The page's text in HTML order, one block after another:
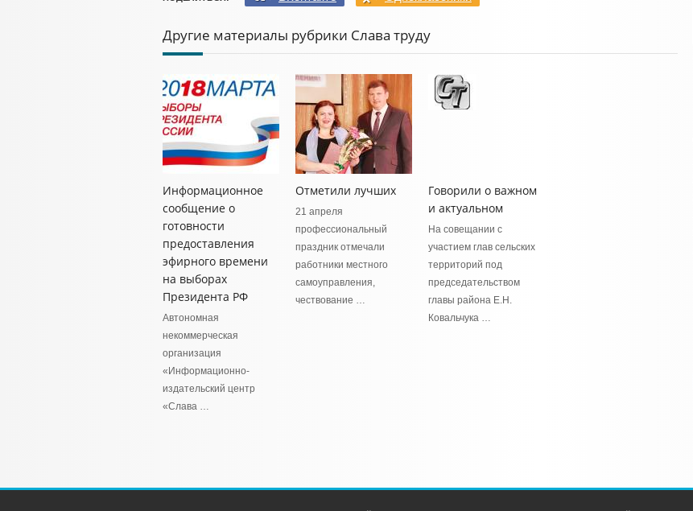
Другие материалы рубрики Слава труду
Информационное
сообщение о
готовности
предоставления
эфирного времени
на выборах
Президента РФ
Автономная
некоммерческая
организация
«Информационно-
издательский центр
«Слава …
Отметили лучших
21 апреля
профессиональный
праздник отмечали
работники местного
самоуправления,
чествование …
Говорили о важном
и актуальном
На совещании с
участием глав сельских
территорий под
председательством
главы района Е.Н.
Ковальчука …